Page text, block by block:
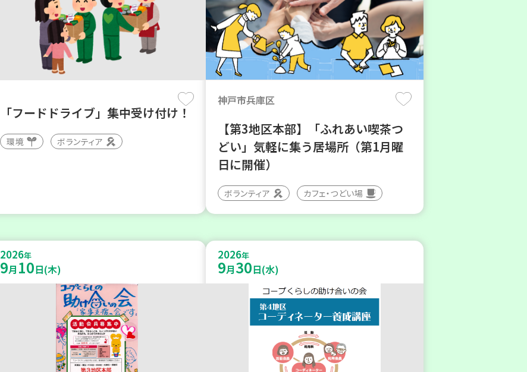
「フードドライブ」集中受け付け！
環境 ボランティア
神戸市兵庫区
【第3地区本部】「ふれあい喫茶つ
どい」気軽に集う居場所（第1月曜
日に開催）
ボランティア カフェ・つどい場
2026年
9月 10日(木)
2026年
9月30日(水)